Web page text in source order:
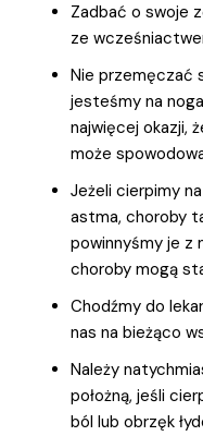
Zadbać o swoje
ze
Nie przemęczać
jesteśmy na
najwięcej okazji,
może
Jeżeli cierpimy
astma, choroby
powinnyśmy je z
choroby mogą
Chodźmy do
nas na bieżąco
Należy
położną, jeśli
ból lub obrzęk